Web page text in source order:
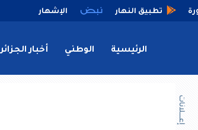
تطبيق النهار الإشهار
الرئيسية الوطني أخبار الجزائر
إعــــلانات